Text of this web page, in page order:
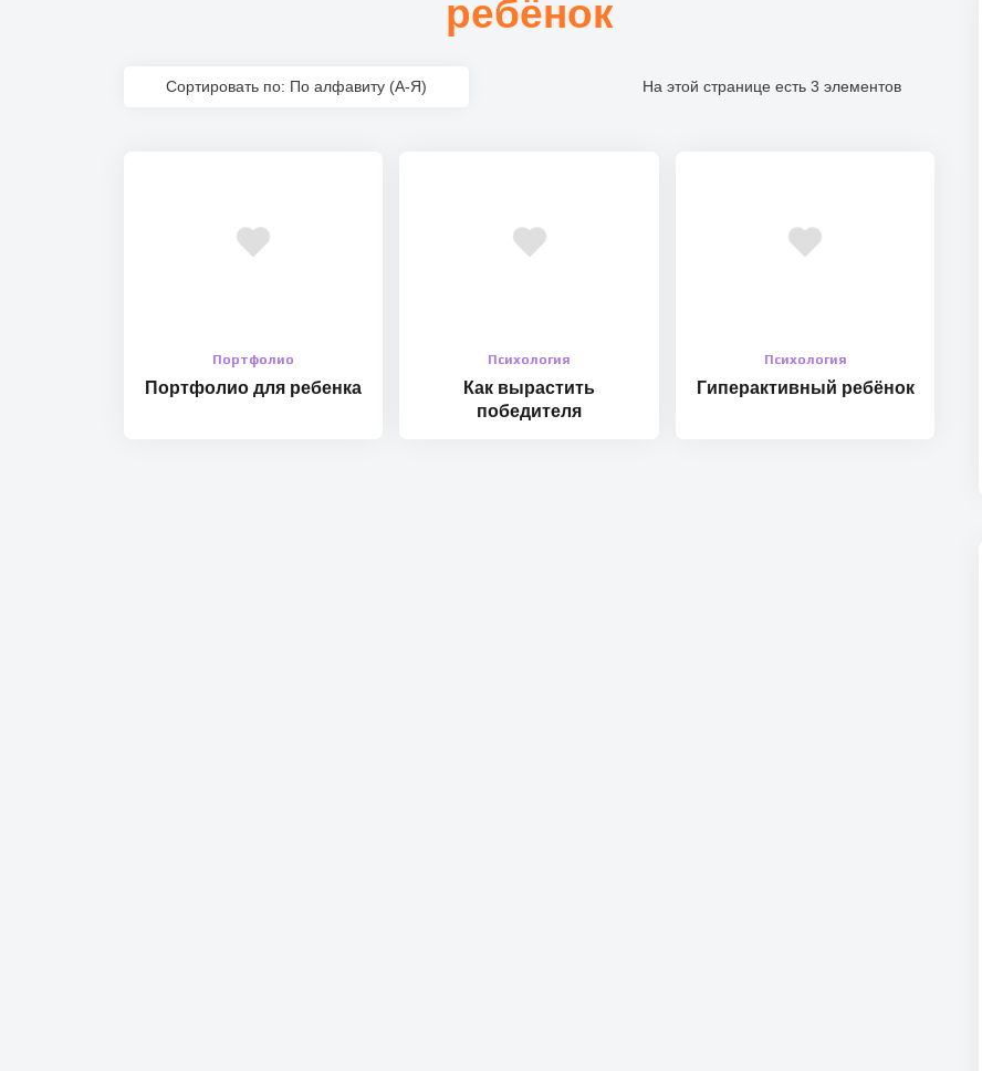
ребёнок
Сортировать по: По алфавиту (А-Я) На этой странице есть 3 элементов
Портфолио
Портфолио для ребенка
Психология
Как вырастить
победителя
Психология
Гиперактивный ребёнок